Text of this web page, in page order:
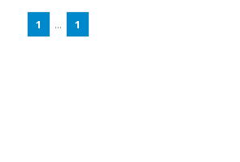
1 ... 1